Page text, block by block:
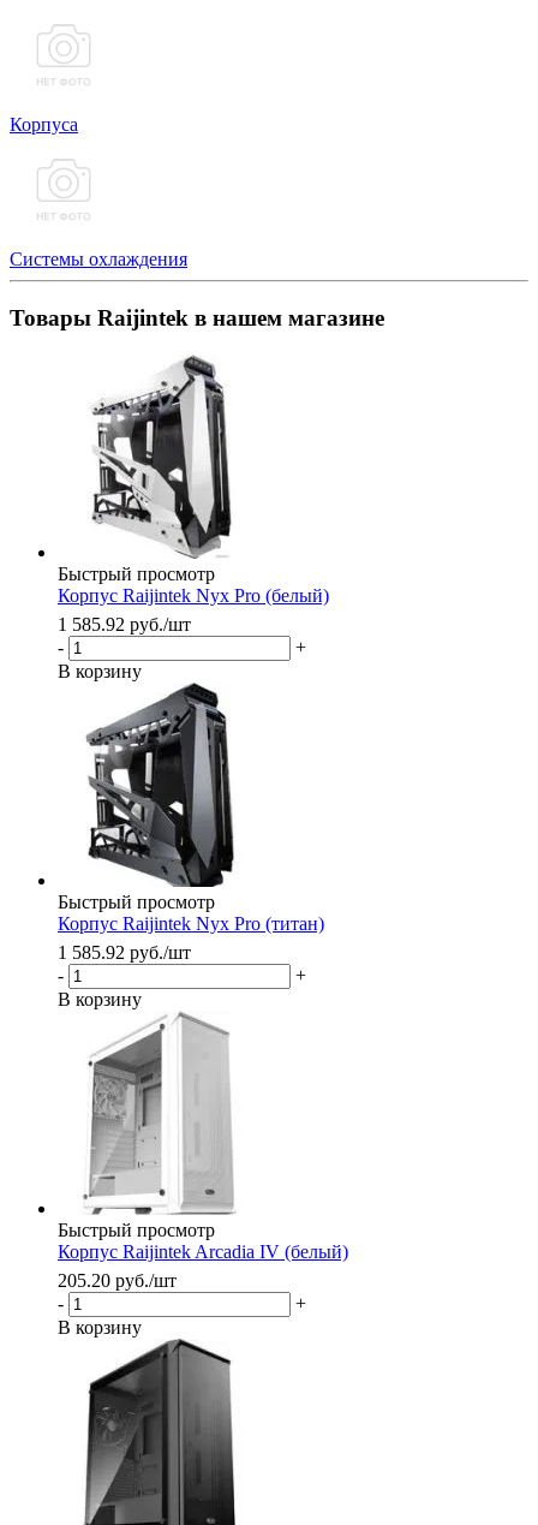
Корпуса
Системы охлаждения
Товары Raijintek в нашем магазине
Быстрый просмотр
Корпус Raijintek Nyx Pro (белый)
1 585.92 руб./шт
-
+
В корзину
Быстрый просмотр
Корпус Raijintek Nyx Pro (титан)
1 585.92 руб./шт
-
+
В корзину
Быстрый просмотр
Корпус Raijintek Arcadia IV (белый)
205.20 руб./шт
-
+
В корзину